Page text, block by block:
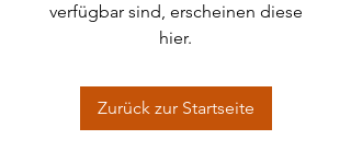
verfügbar sind, erscheinen diese
hier.
Zurück zur Startseite